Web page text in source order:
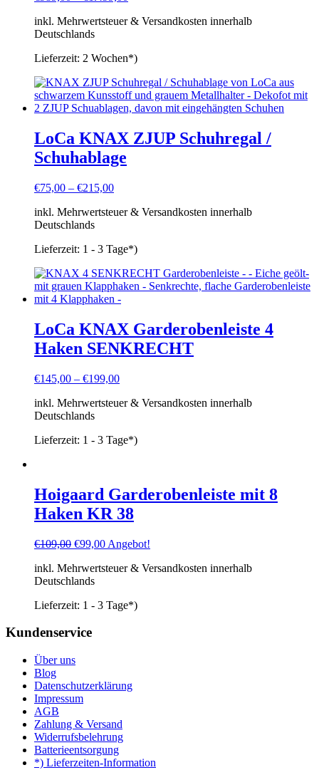
inkl. Mehrwertsteuer & Versandkosten innerhalb
Deutschlands
Lieferzeit: 2 Wochen*)
LoCa KNAX ZJUP Schuhregal /
Schuhablage
€75,00 – €215,00
inkl. Mehrwertsteuer & Versandkosten innerhalb
Deutschlands
Lieferzeit: 1 - 3 Tage*)
LoCa KNAX Garderobenleiste 4
Haken SENKRECHT
€145,00 – €199,00
inkl. Mehrwertsteuer & Versandkosten innerhalb
Deutschlands
Lieferzeit: 1 - 3 Tage*)
Hoigaard Garderobenleiste mit 8
Haken KR 38
€109,00 Ursprünglicher
war:
€109,00
€99,00Aktueller
ist:
Angebot!
inkl. Mehrwertsteuer & Versandkosten innerhalb
Deutschlands
Lieferzeit: 1 - 3 Tage*)
Kundenservice
Über uns
Blog
Datenschutzerklärung
Impressum
AGB
Zahlung & Versand
Widerrufsbelehrung
Batterieentsorgung
*) Lieferzeiten-Information